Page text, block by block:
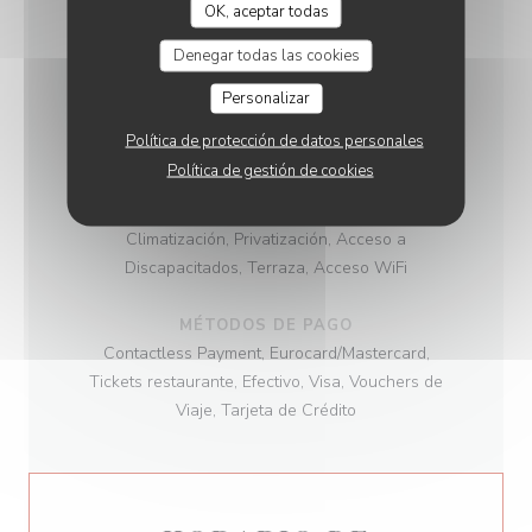
OK, aceptar todas
Denegar todas las cookies
Personalizar
Política de protección de datos personales
Política de gestión de cookies
leña, Hecho en casa, productos frescos, Cocina
Tradicional, Producto regional
TIPO DE NEGOCIO
de Tapas - Bar de vinos, Bistronomique
Climatización, Privatización, Acceso a
Discapacitados, Terraza, Acceso WiFi
MÉTODOS DE PAGO
Contactless Payment, Eurocard/Mastercard,
Tickets restaurante, Efectivo, Visa, Vouchers de
Viaje, Tarjeta de Crédito